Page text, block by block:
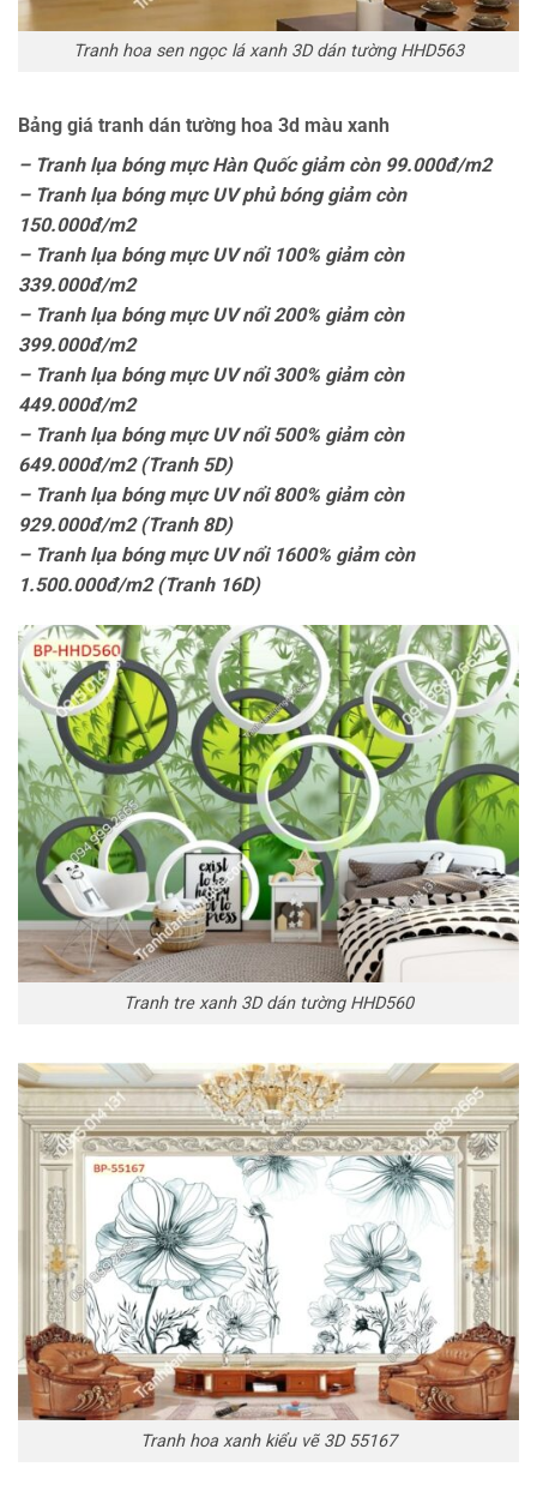
Tranh hoa sen ngọc lá xanh 3D dán tường HHD563
Bảng giá tranh dán tường hoa 3d màu xanh
– Tranh lụa bóng mực Hàn Quốc giảm còn 99.000đ/m2
– Tranh lụa bóng mực UV phủ bóng giảm còn
150.000đ/m2
– Tranh lụa bóng mực UV nổi 100% giảm còn
339.000đ/m2
– Tranh lụa bóng mực UV nổi 200% giảm còn
399.000đ/m2
– Tranh lụa bóng mực UV nổi 300% giảm còn
449.000đ/m2
– Tranh lụa bóng mực UV nổi 500% giảm còn
649.000đ/m2 (Tranh 5D)
– Tranh lụa bóng mực UV nổi 800% giảm còn
929.000đ/m2 (Tranh 8D)
– Tranh lụa bóng mực UV nổi 1600% giảm còn
1.500.000đ/m2 (Tranh 16D)
Tranh tre xanh 3D dán tường HHD560
Tranh hoa xanh kiểu vẽ 3D 55167